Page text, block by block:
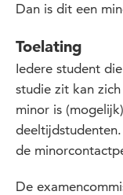
Dan is dit een
Toelating
Iedere student
studie zit kan
minor is
deeltijdstudenten.
de
De